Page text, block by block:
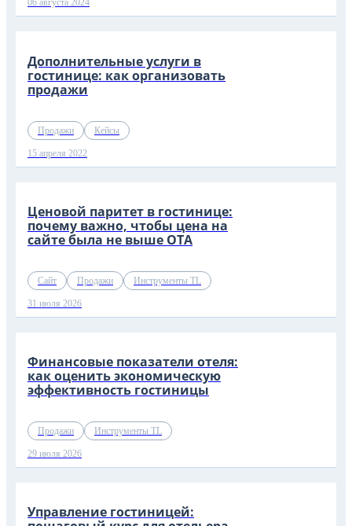
06 августа 2024
Дополнительные услуги в
гостинице: как организовать
продажи
Продажи Кейсы
15 апреля 2022
Ценовой паритет в гостинице:
почему важно, чтобы цена на
сайте была не выше OTA
Сайт Продажи Инструменты TL
31 июля 2026
Финансовые показатели отеля:
как оценить экономическую
эффективность гостиницы
Продажи Инструменты TL
29 июля 2026
Управление гостиницей: